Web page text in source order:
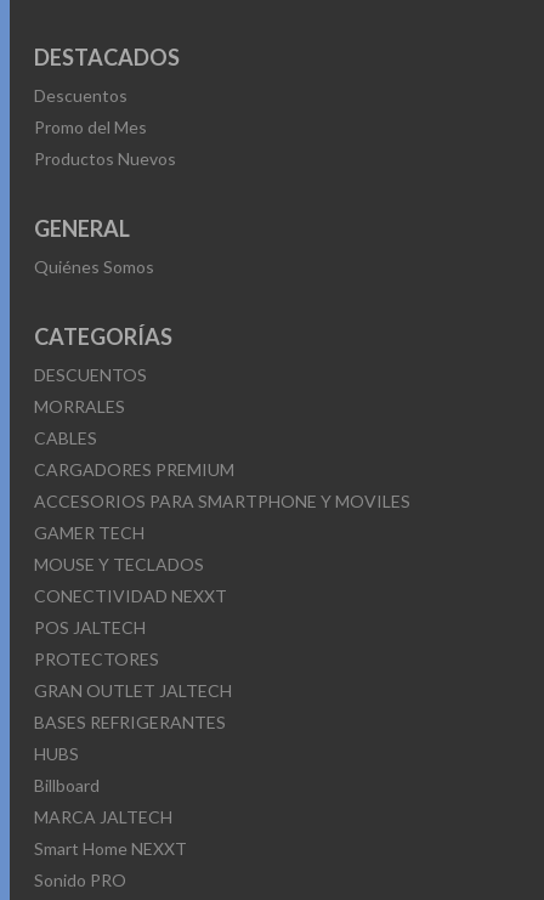
DESTACADOS
Descuentos
Promo del Mes
Productos Nuevos
GENERAL
Quiénes Somos
CATEGORÍAS
DESCUENTOS
MORRALES
CABLES
CARGADORES PREMIUM
ACCESORIOS PARA SMARTPHONE Y MOVILES
GAMER TECH
MOUSE Y TECLADOS
CONECTIVIDAD NEXXT
POS JALTECH
PROTECTORES
GRAN OUTLET JALTECH
BASES REFRIGERANTES
HUBS
Billboard
MARCA JALTECH
Smart Home NEXXT
Sonido PRO